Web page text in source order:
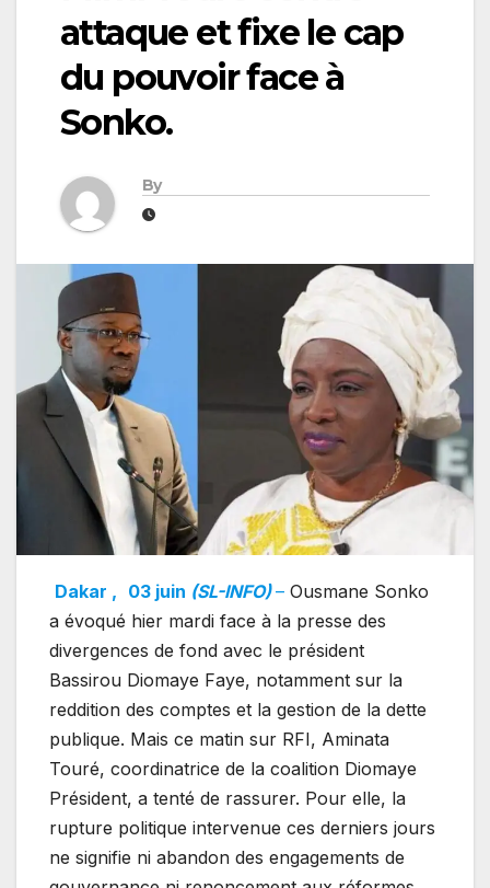
attaque et fixe le cap
du pouvoir face à
Sonko.
By
Dakar , 03 juin (SL-INFO)– Ousmane Sonko
a évoqué hier mardi face à la presse des
divergences de fond avec le président
Bassirou Diomaye Faye, notamment sur la
reddition des comptes et la gestion de la dette
publique. Mais ce matin sur RFI, Aminata
Touré, coordinatrice de la coalition Diomaye
Président, a tenté de rassurer. Pour elle, la
rupture politique intervenue ces derniers jours
ne signifie ni abandon des engagements de